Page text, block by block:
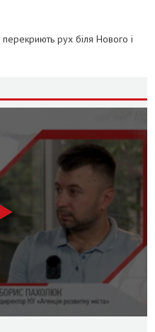
рух біля Нового і